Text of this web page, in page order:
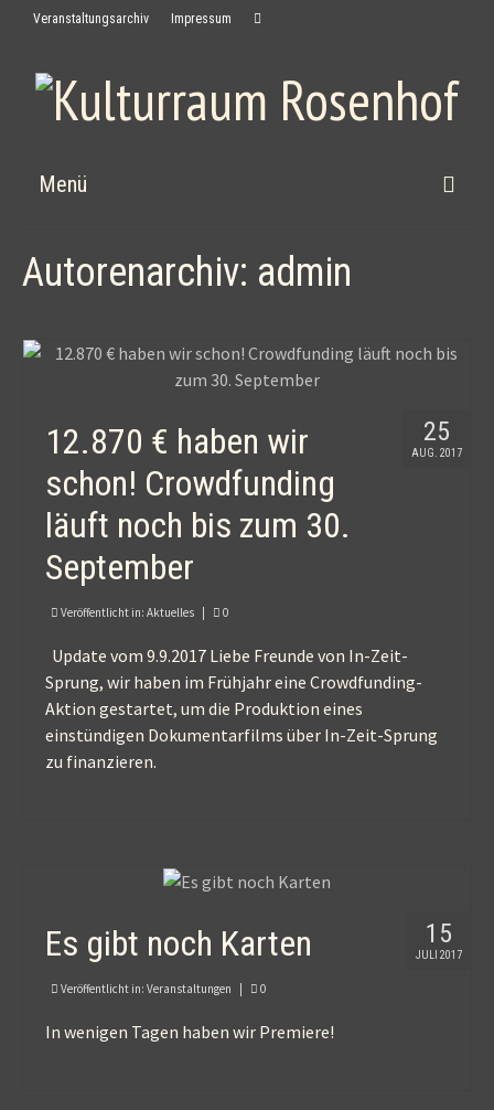
Veranstaltungsarchiv Impressum
Menü
News
Kontakt
Autorenarchiv: admin
25
AUG. 2017
12.870 € haben wir
schon! Crowdfunding
läuft noch bis zum 30.
September
Veröffentlicht in: Aktuelles | 0
Update vom 9.9.2017 Liebe Freunde von In-Zeit-
Sprung, wir haben im Frühjahr eine Crowdfunding-
Aktion gestartet, um die Produktion eines
einstündigen Dokumentarfilms über In-Zeit-Sprung
zu finanzieren.
15
JULI 2017
Es gibt noch Karten
Veröffentlicht in: Veranstaltungen | 0
In wenigen Tagen haben wir Premiere!